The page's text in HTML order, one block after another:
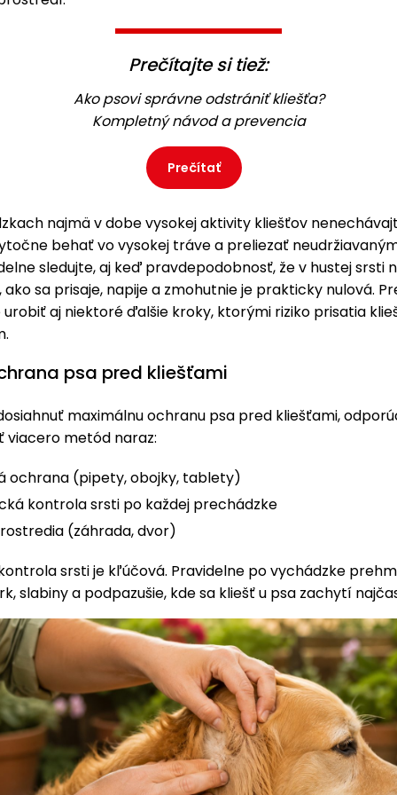
Prečítajte si tiež:
Ako psovi správne odstrániť kliešťa?
Kompletný návod a prevencia
Prečítať
najmä v dobe vysokej aktivity kliešťov
behať vo vysokej tráve a preliezať
sledujte, aj keď pravdepodobnosť, že v hustej srsti
ako sa prisaje, napije a zmohutnie je prakticky nulová.
urobiť aj niektoré ďalšie kroky, ktorými riziko prisatia
psa pred kliešťami
maximálnu ochranu psa pred kliešťami,
viacero metód naraz:
ochrana (pipety, obojky, tablety)
kontrola srsti po každej prechádzke
(záhrada, dvor)
srsti je kľúčová. Pravidelne po vychádzke
slabiny a podpazušie, kde sa kliešť u psa zachytí